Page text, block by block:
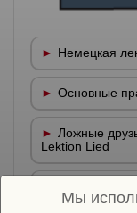
Немецкая
Основные
Ложные
Lektion Lied
Мы